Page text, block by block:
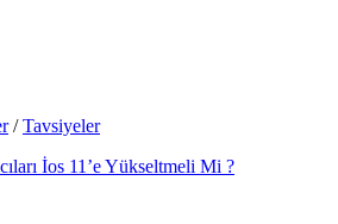
/Tavsiyeler
İos 11’e Yükseltmeli Mi ?